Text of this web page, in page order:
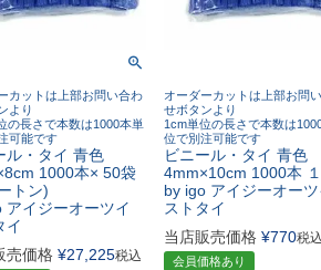
カットは上部お問い合わ
より
の長さで本数は1000本単
可能です
ル・タイ 青色
1000本× 50袋
トン)
アイジーオーツイ
イ
売価格 ¥27,225税込
オーダーカットは上部お問
せボタンより
1cm単位の長さで本数は
位で別注可能です
ビニール・タイ 青色
4mm×10cm 1000本
by igo アイジーオーツ
ストタイ
当店販売価格 ¥770税込
会員価格あり